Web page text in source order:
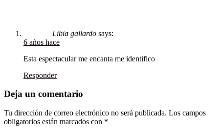
Libia gallardo says:
6 años hace
Esta espectacular me encanta me identifico
Responder
Deja un comentario
Tu dirección de correo electrónico no será publicada. Los campos
obligatorios están marcados con *